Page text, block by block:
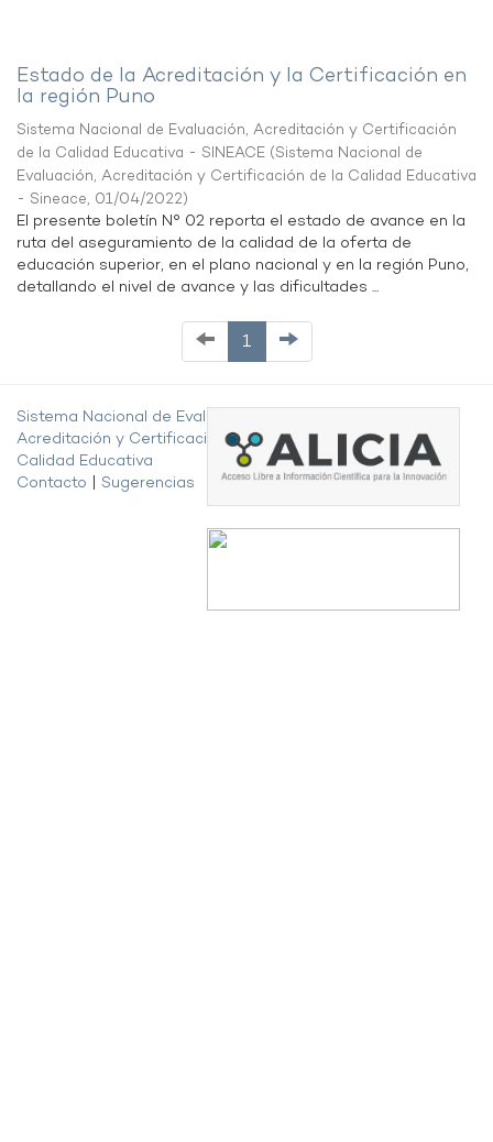
Estado de la Acreditación y la Certificación en
la región Puno
Sistema Nacional de Evaluación, Acreditación y Certificación
de la Calidad Educativa - SINEACE (Sistema Nacional de
Evaluación, Acreditación y Certificación de la Calidad Educativa
- Sineace, 01/04/2022)
El presente boletín N° 02 reporta el estado de avance en la
ruta del aseguramiento de la calidad de la oferta de
educación superior, en el plano nacional y en la región Puno,
detallando el nivel de avance y las dificultades ...
1
Sistema Nacional de Evaluación,
Acreditación y Certificación de la
Calidad Educativa
Contacto
Sugerencias